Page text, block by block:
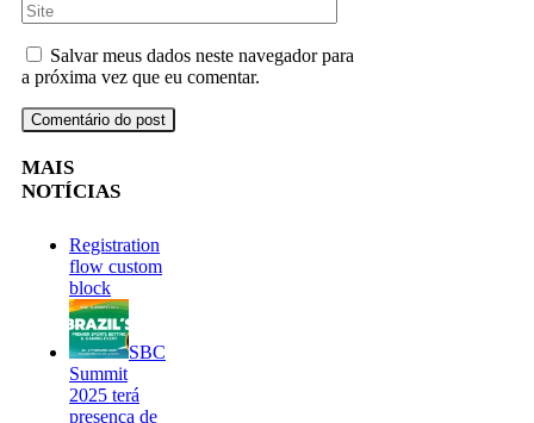
Salvar meus dados neste navegador para
a próxima vez que eu comentar.
MAIS
NOTÍCIAS
Registration
flow custom
block
SBC
Summit
2025 terá
presença de